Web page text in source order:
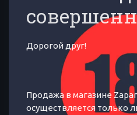
Кейс для
Дорогой друг!
Продажа в магазине
осуществляется только